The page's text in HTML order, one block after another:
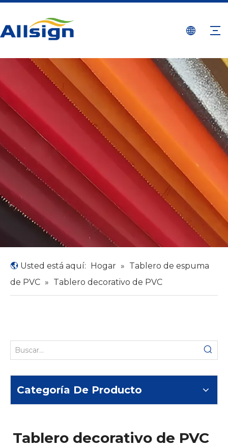
Usted está aquí: Hogar » Tablero de espuma
de PVC » Tablero decorativo de PVC
Categoría De Producto
Tablero decorativo de PVC